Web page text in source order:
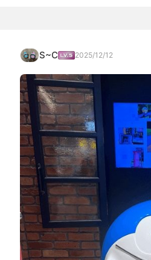
S~C 2025/12/12